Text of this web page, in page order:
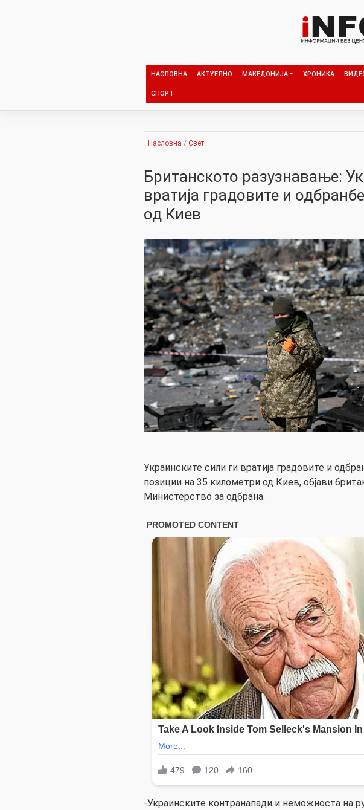
НАСЛОВНА АКТУЕЛНО МАКЕДОНИЈА ХРОНИКА
СПОРТ
Насловна / Свет
Британското разузнавање:
вратија градовите и
од Киев
Украинските сили ги вратија градовите и
позиции на 35 километри од Киев, објави
Министерство за одбрана.
-Украинските контранапади и неможноста на